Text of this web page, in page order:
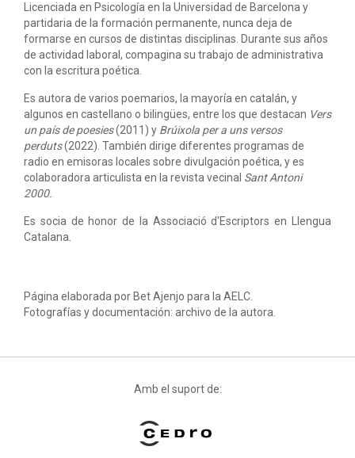
Licenciada en Psicología en la Universidad de Barcelona y
partidaria de la formación permanente, nunca deja de
formarse en cursos de distintas disciplinas. Durante sus años
de actividad laboral, compagina su trabajo de administrativa
con la escritura poética.
Es autora de varios poemarios, la mayoría en catalán, y
algunos en castellano o bilingües, entre los que destacan Vers
un país de poesies(2011) y Brúixola per a uns versos
perduts(2022). También dirige diferentes programas de
radio en emisoras locales sobre divulgación poética, y es
colaboradora articulista en la revista vecinal Sant Antoni
2000.
Es socia de honor de la Associació d'Escriptors en Llengua
Catalana.
Página elaborada por Bet Ajenjo para la AELC.
Fotografías y documentación: archivo de la autora.
Amb el suport de: